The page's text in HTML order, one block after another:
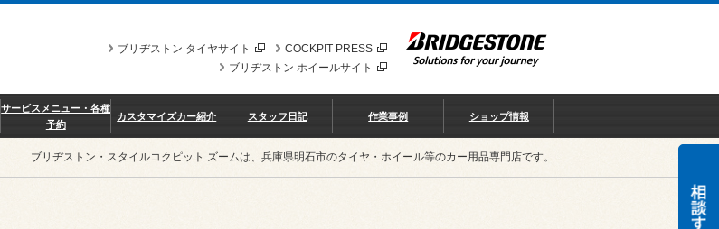
COCKPIT PRESS
ブリヂストン タイヤサイト
ブリヂストン ホイールサイト
サービスメニュー・各種
予約
カスタマイズカー紹介 スタッフ日記 作業事例 ショップ情報
ブリヂストン・スタイルコクピット ズームは、兵庫県明石市のタイヤ・ホイール等のカー用品専門店です。